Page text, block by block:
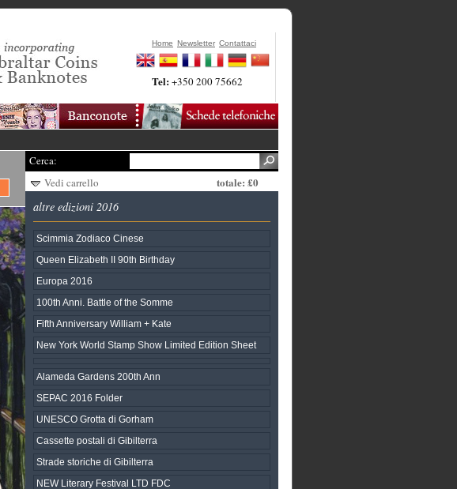
Home Newsletter Contattaci
Tel:+350 200 75662
Cerca:
Vedi carrello
totale: £0
altre edizioni 2016
Scimmia Zodiaco Cinese
Queen Elizabeth II 90th Birthday
Europa 2016
100th Anni. Battle of the Somme
Fifth Anniversary William + Kate
New York World Stamp Show Limited Edition Sheet
Alameda Gardens 200th Ann
SEPAC 2016 Folder
UNESCO Grotta di Gorham
Cassette postali di Gibilterra
Strade storiche di Gibilterra
NEW Literary Festival LTD FDC